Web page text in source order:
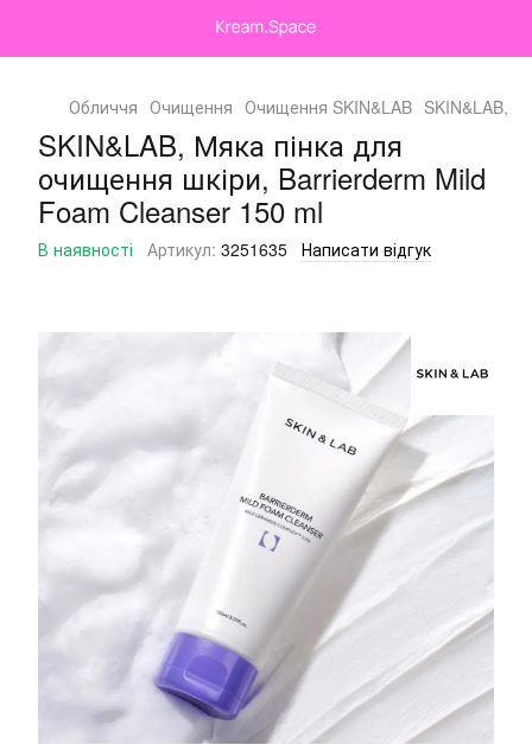
Обличчя Очищення Очищення SKIN&LAB SKIN&LAB,
SKIN&LAB, Мяка пінка для
очищення шкіри, Barrierderm Mild
Foam Cleanser 150 ml
В наявності Артикул: 3251635 Написати відгук